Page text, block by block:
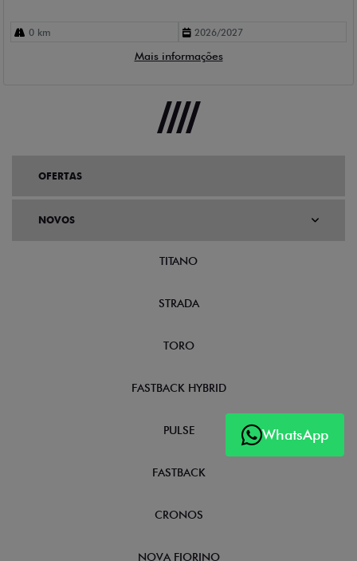
0 km 2026/2027
Mais informações
WhatsApp
OFERTAS
NOVOS
TITANO
STRADA
TORO
FASTBACK HYBRID
PULSE
FASTBACK
CRONOS
NOVA FIORINO